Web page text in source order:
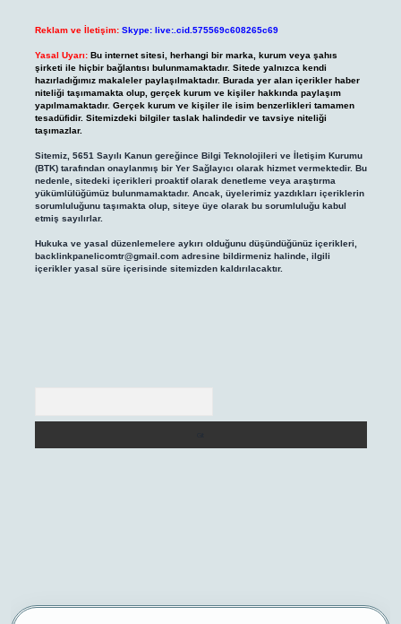
Reklam ve İletişim: Skype: live:.cid.575569c608265c69
Yasal Uyarı: Bu internet sitesi, herhangi bir marka, kurum veya şahıs
şirketi ile hiçbir bağlantısı bulunmamaktadır. Sitede yalnızca kendi
hazırladığımız makaleler paylaşılmaktadır. Burada yer alan içerikler haber
niteliği taşımamakta olup, gerçek kurum ve kişiler hakkında paylaşım
yapılmamaktadır. Gerçek kurum ve kişiler ile isim benzerlikleri tamamen
tesadüfidir. Sitemizdeki bilgiler taslak halindedir ve tavsiye niteliği
taşımazlar.
Sitemiz, 5651 Sayılı Kanun gereğince Bilgi Teknolojileri ve İletişim Kurumu
(BTK) tarafından onaylanmış bir Yer Sağlayıcı olarak hizmet vermektedir. Bu
nedenle, sitedeki içerikleri proaktif olarak denetleme veya araştırma
yükümlülüğümüz bulunmamaktadır. Ancak, üyelerimiz yazdıkları içeriklerin
sorumluluğunu taşımakta olup, siteye üye olarak bu sorumluluğu kabul
etmiş sayılırlar.
Hukuka ve yasal düzenlemelere aykırı olduğunu düşündüğünüz içerikleri,
backlinkpanelicomtr@gmail.comadresine bildirmeniz halinde, ilgili
içerikler yasal süre içerisinde sitemizden kaldırılacaktır.